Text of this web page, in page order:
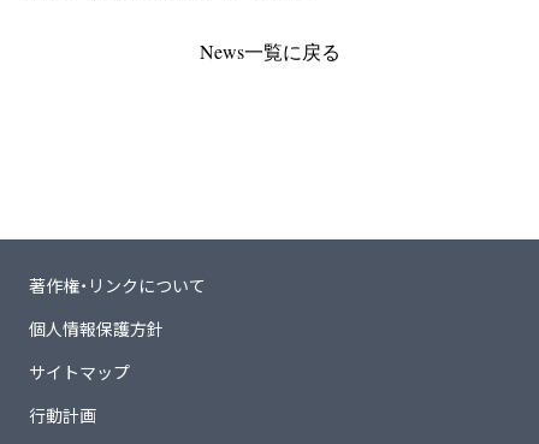
News一覧に戻る
著作権・リンクについて
個人情報保護方針
サイトマップ
行動計画